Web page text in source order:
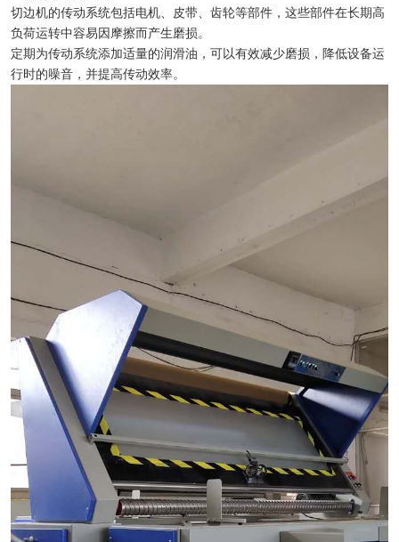
切边机的传动系统包括电机、皮带、齿轮等部件，这些部件在长期高
负荷运转中容易因摩擦而产生磨损。
定期为传动系统添加适量的润滑油，可以有效减少磨损，降低设备运
行时的噪音，并提高传动效率。